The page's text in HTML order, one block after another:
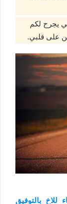
يجرح لكم
على قلبي.
للاخ بالتوفيق